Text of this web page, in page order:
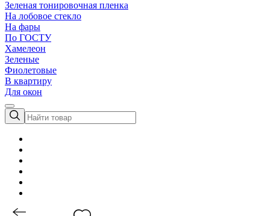
Зеленая тонировочная пленка
На лобовое стекло
На фары
По ГОСТУ
Хамелеон
Зеленые
Фиолетовые
В квартиру
Для окон